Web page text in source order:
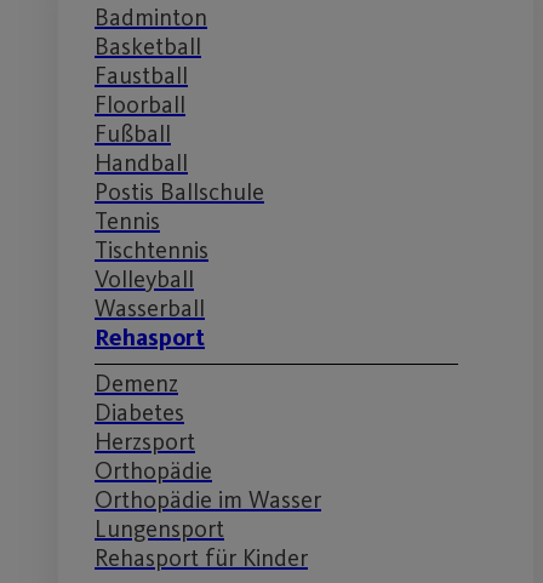
Badminton
Basketball
Faustball
Floorball
Fußball
Handball
Postis Ballschule
Tennis
Tischtennis
Volleyball
Wasserball
Rehasport
Demenz
Diabetes
Herzsport
Orthopädie
Orthopädie im Wasser
Lungensport
Rehasport für Kinder